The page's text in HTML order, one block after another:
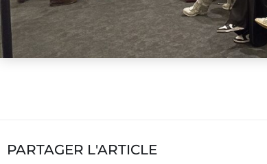
PARTAGER L'ARTICLE